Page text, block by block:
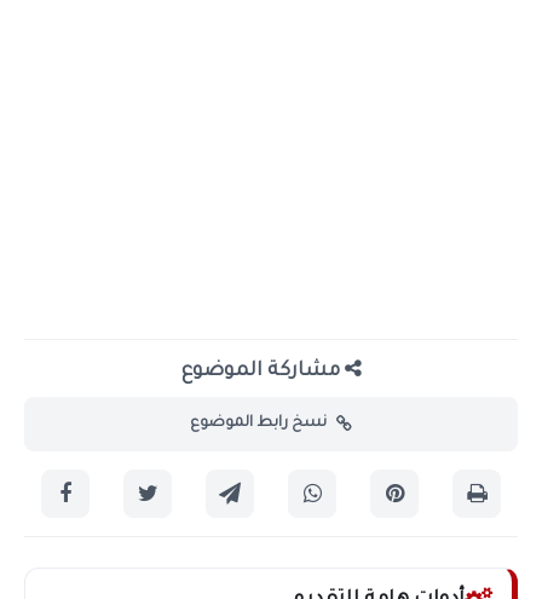
مشاركة الموضوع
نسخ رابط الموضوع